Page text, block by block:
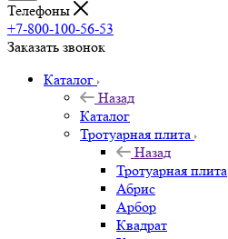
Телефоны
+7-800-100-56-53
Заказать звонок
Каталог
Назад
Каталог
Тротуарная плита
Назад
Тротуарная плита
Абрис
Арбор
Квадрат